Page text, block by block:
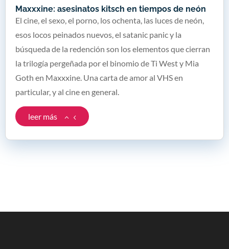
Maxxxine: asesinatos kitsch en tiempos de neón
El cine, el sexo, el porno, los ochenta, las luces de neón,
esos locos peinados nuevos, el satanic panic y la
búsqueda de la redención son los elementos que cierran
la trilogía pergeñada por el binomio de Ti West y Mia
Goth en Maxxxine. Una carta de amor al VHS en
particular, y al cine en general.
leer más